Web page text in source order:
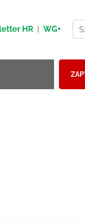
HR | WG+